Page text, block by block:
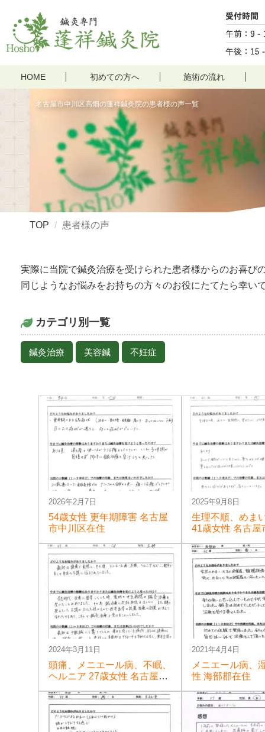
名古屋市中川区高畑の蓬祥鍼灸院の患者様の声一覧
HOME 初めての方へ 施術の流れ
TOP 患者様の声
実際に当院で鍼灸治療を受けられた患者様からのお喜び
同じようなお悩みをお持ちの方々のお役にたてたら幸い
カテゴリ別一覧
鍼灸治療 美容鍼 不妊症
2026年2月7日
54歳女性 更年期障害 名古屋
市中川区在住
2025年9月8日
生理不順、めま
41歳女性 名古屋
2024年3月11日
頭痛、メニエール病、不眠、
ヘルニア 27歳女性 名古屋市
2021年4月4日
メニエール病、
性 海部郡在住